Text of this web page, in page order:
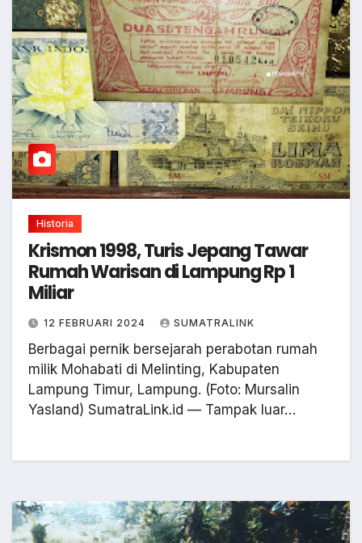
Historia
Krismon 1998, Turis Jepang Tawar
Rumah Warisan di Lampung Rp 1
Miliar
12 FEBRUARI 2024 SUMATRALINK
Berbagai pernik bersejarah perabotan rumah
milik Mohabati di Melinting, Kabupaten
Lampung Timur, Lampung. (Foto: Mursalin
Yasland) SumatraLink.id — Tampak luar…